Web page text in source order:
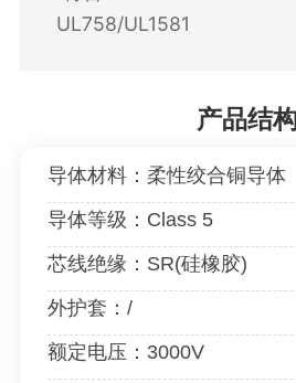
UL758/UL1581
产品结
导体材料： 柔性绞合铜导体
导体等级：Class 5
芯线绝缘：SR(硅橡胶)
外护套：/
额定电压：3000V